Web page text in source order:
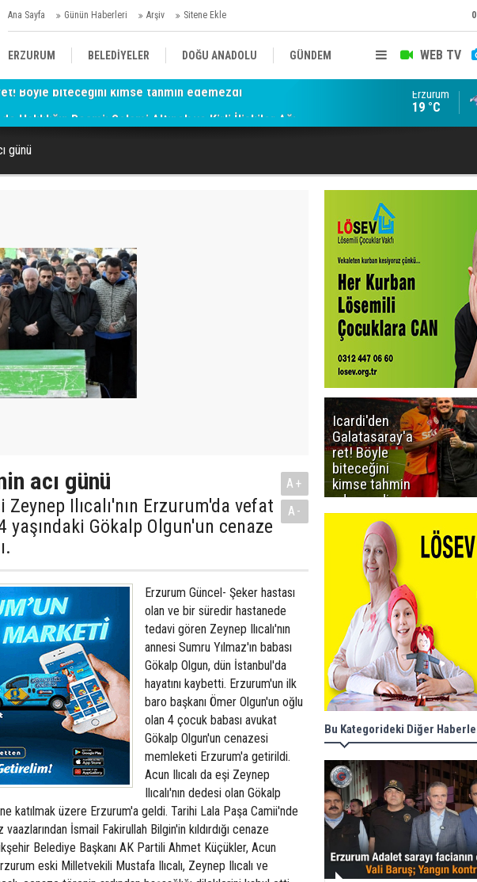
Ana Sayfa Günün Haberleri Arşiv Sitene Ekle
WEB TV
ERZURUM BELEDİYELER DOĞU ANADOLU GÜNDEM
SİYASET
KÜLTÜR/SANAT//MAĞAZİN
Haklılığın Resmi: Selami Altınok ve Kirli İlişkiler Ağı ADALET
Erzurum
19 °C
günü
acı günü
Zeynep Ilıcalı'nın Erzurum'da vefat
yaşındaki Gökalp Olgun'un cenaze
A+
A-
Erzurum Güncel- Şeker hastası
olan ve bir süredir hastanede
tedavi gören Zeynep Ilıcalı'nın
annesi Sumru Yılmaz'ın babası
Gökalp Olgun, dün İstanbul'da
hayatını kaybetti. Erzurum'un ilk
baro başkanı Ömer Olgun'un oğlu
olan 4 çocuk babası avukat
Gökalp Olgun'un cenazesi
memleketi Erzurum'a getirildi.
Acun Ilıcalı da eşi Zeynep
Ilıcalı'nın dedesi olan Gökalp
katılmak üzere Erzurum'a geldi. Tarihi Lala Paşa Camii'nde
İsmail Fakirullah Bilgin'in kıldırdığı cenaze
Belediye Başkanı AK Partili Ahmet Küçükler, Acun
eski Milletvekili Mustafa Ilıcalı, Zeynep Ilıcalı ve
Icardi'den
Galatasaray'a
ret! Böyle
biteceğini
kimse tahmin
edemezdi
Bu Kategorideki Diğer